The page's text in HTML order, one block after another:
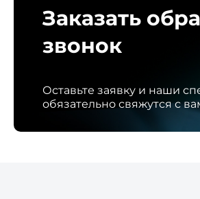
Заказать
звонок
Оставьте заявку и наши
обязательно свяжутся с